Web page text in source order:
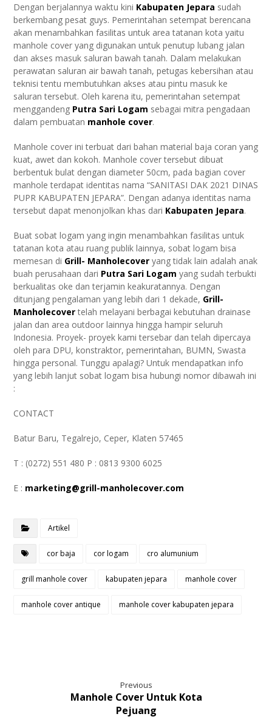
Dengan berjalannya waktu kini Kabupaten Jepara sudah
berkembang pesat guys. Pemerintahan setempat berencana
akan menambahkan fasilitas untuk area tatanan kota yaitu
manhole cover yang digunakan untuk penutup lubang jalan
dan akses masuk saluran bawah tanah. Dalam melakukan
perawatan saluran air bawah tanah, petugas kebersihan atau
teknisi tentu membutuhkan akses atau pintu masuk ke
saluran tersebut. Oleh karena itu, pemerintahan setempat
menggandeng Putra Sari Logam sebagai mitra pengadaan
dalam pembuatan manhole cover.
Manhole cover ini terbuat dari bahan material baja coran yang
kuat, awet dan kokoh. Manhole cover tersebut dibuat
berbentuk bulat dengan diameter 50cm, pada bagian cover
manhole terdapat identitas nama “SANITASI DAK 2021 DINAS
PUPR KABUPATEN JEPARA”. Dengan adanya identitas nama
tersebut dapat menonjolkan khas dari Kabupaten Jepara.
Buat sobat logam yang ingin menambahkan fasilitas untuk
tatanan kota atau ruang publik lainnya, sobat logam bisa
memesan di Grill- Manholecover yang tidak lain adalah anak
buah perusahaan dari Putra Sari Logam yang sudah terbukti
berkualitas oke dan terjamin keakuratannya. Dengan
ditunjang pengalaman yang lebih dari 1 dekade, Grill-
Manholecovertelah melayani berbagai kebutuhan drainase
jalan dan area outdoor lainnya hingga hampir seluruh
Indonesia. Proyek- proyek kami tersebar dan telah dipercaya
oleh para DPU, konstraktor, pemerintahan, BUMN, Swasta
hingga personal. Tunggu apalagi? Untuk mendapatkan info
yang lebih lanjut sobat logam bisa hubungi nomor dibawah ini
:
CONTACT
Batur Baru, Tegalrejo, Ceper, Klaten 57465
T : (0272) 551 480 P : 0813 9300 6025
E : marketing@grill-manholecover.com
Artikel
cor baja cor logam cro alumunium
grill manhole cover kabupaten jepara manhole cover
manhole cover antique manhole cover kabupaten jepara
Previous
Manhole Cover Untuk Kota
Pejuang